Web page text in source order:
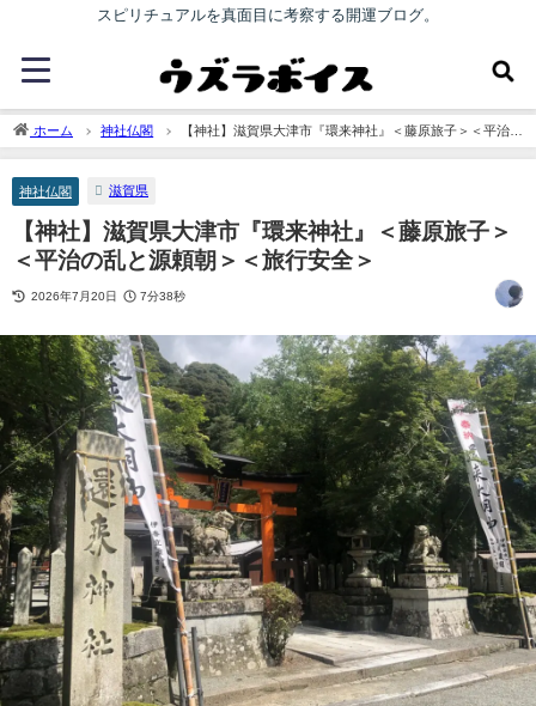
スピリチュアルを真面目に考察する開運ブログ。
ホーム 神社仏閣
【神社】滋賀県大津市『環来神社』＜藤原旅子＞＜平治の
乱と源頼朝＞＜旅行安全＞
神社仏閣 滋賀県
【神社】滋賀県大津市『環来神社』＜藤原旅子＞
＜平治の乱と源頼朝＞＜旅行安全＞
2026年7月20日 7分38秒